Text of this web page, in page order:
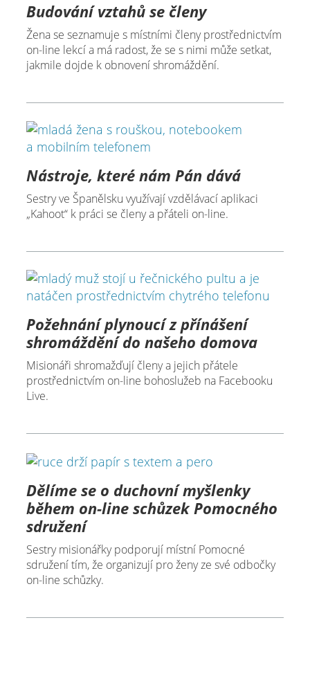
Budování vztahů se členy
Žena se seznamuje s místními členy prostřednictvím
on-line lekcí a má radost, že se s nimi může setkat,
jakmile dojde k obnovení shromáždění.
Nástroje, které nám Pán dává
Sestry ve Španělsku využívají vzdělávací aplikaci
„Kahoot“ k práci se členy a přáteli on-line.
Požehnání plynoucí z přínášení
shromáždění do našeho domova
Misionáři shromažďují členy a jejich přátele
prostřednictvím on-line bohoslužeb na Facebooku
Live.
Dělíme se o duchovní myšlenky
během on-line schůzek Pomocného
sdružení
Sestry misionářky podporují místní Pomocné
sdružení tím, že organizují pro ženy ze své odbočky
on-line schůzky.